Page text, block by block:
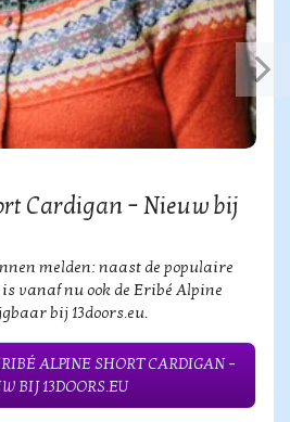
Cardigan – Nieuw bij
melden: naast de populaire
vanaf nu ook de Eribé Alpine
bij 13doors.eu.
ALPINE SHORT CARDIGAN –
BIJ 13DOORS.EU